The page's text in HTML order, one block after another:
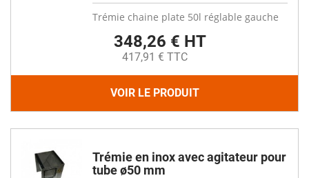
Trémie chaine plate 50l réglable gauche
348,26 € HT
417,91 € TTC
VOIR LE PRODUIT
Trémie en inox avec agitateur pour
tube ø50 mm